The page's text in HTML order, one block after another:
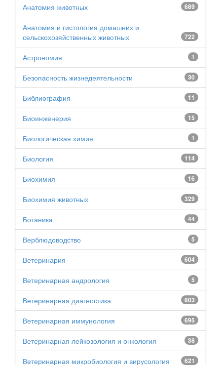
Анатомия животных 689
Анатомия и гистология домашних и
сельскохозяйственных животных
722
Астрономия 1
Безопасность жизнедеятельности 30
Библиография 11
Биоинженерия 15
Биологическая химия 1
Биология 114
Биохимия 16
Биохимия животных 329
Ботаника 44
Верблюдоводство 5
Ветеринария 604
Ветеринарная андрология 5
Ветеринарная диагностика 603
Ветеринарная иммунология 695
Ветеринарная лейкозология и онкология 38
Ветеринарная микробиология и вирусология 621